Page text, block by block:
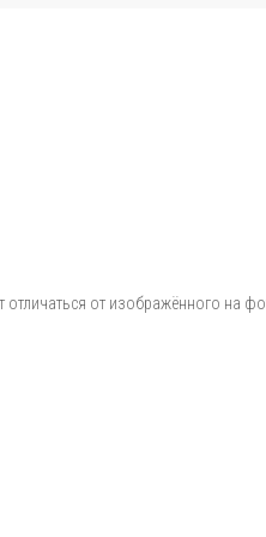
отличаться от изображённого на